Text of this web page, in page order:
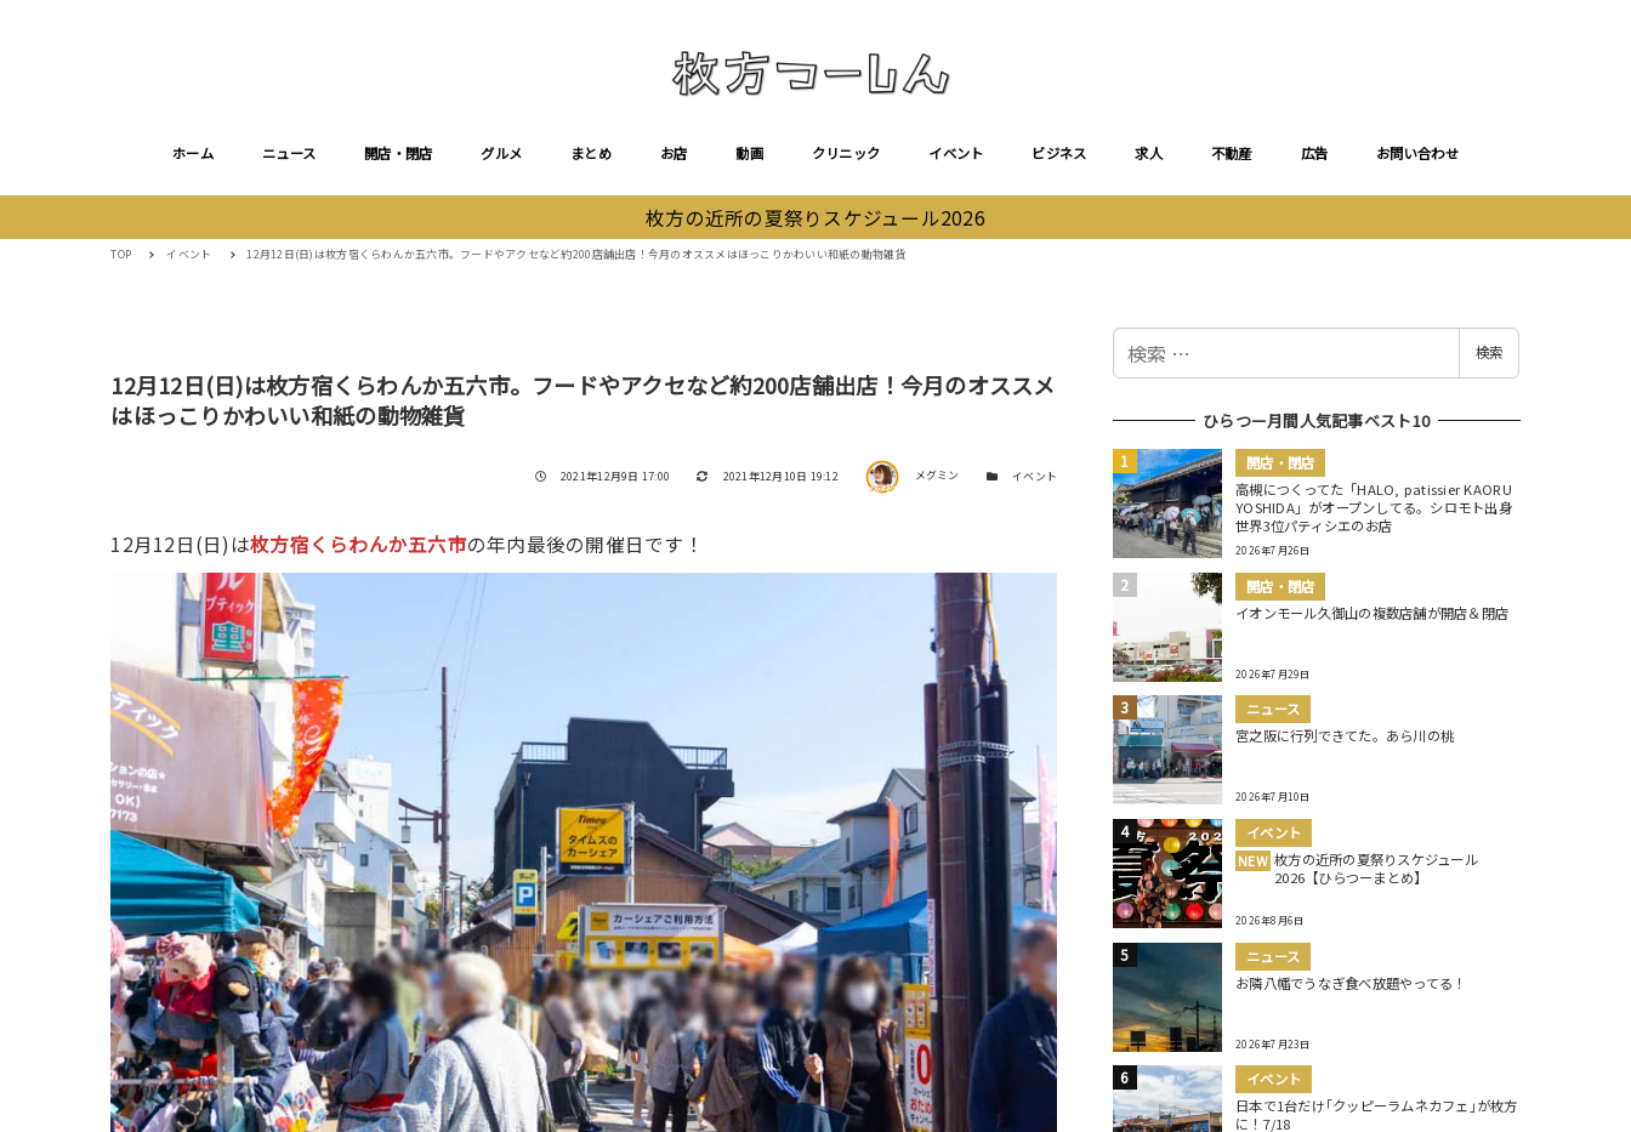
ホーム ニュース 開店・閉店 グルメ まとめ お店 動画 クリニック イベント ビジネス 求人 不動産 広告 お問い合わせ
枚方の近所の夏祭りスケジュール2026
TOP イベント 12月12日(日)は枚方宿くらわんか五六市。フードやアクセなど約200店舗出店！今月のオススメはほっこりかわいい和紙の動物雑貨
12月12日(日)は枚方宿くらわんか五六市。フードやアクセなど約200店舗出店！今月のオススメ
はほっこりかわいい和紙の動物雑貨
投稿日
2021年12月9日 17:00 更新日
2021年12月10日 19:12 著者 メグミン カテゴリー
イベント
12月12日(日)は枚方宿くらわんか五六市の年内最後の開催日です！
検
検索
ひらつー月間人気記事ベスト10
開店・閉店
高槻につくってた「HALO, patissier KAORU
YOSHIDA」がオープンしてる。シロモト出身
世界3位パティシエのお店
2026年7月26日
開店・閉店
イオンモール久御山の複数店舗が開店＆閉店
2026年7月29日
ニュース
宮之阪に行列できてた。あら川の桃
2026年7月10日
イベント
NEW 枚方の近所の夏祭りスケジュール
2026【ひらつーまとめ】
2026年8月6日
ニュース
お隣八幡でうなぎ食べ放題やってる！
2026年7月23日
イベント
日本で1台だけ｢クッピーラムネカフェ｣が枚方
に！7/18